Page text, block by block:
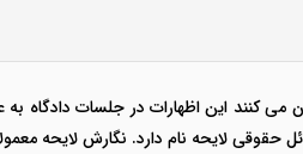
می کنند این اظهارات در جلسات
حقوقی لایحه نام دارد. نگارش لایحه